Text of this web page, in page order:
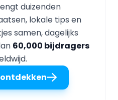
duizenden
lokale tips en
samen, dagelijks
60,000 bijdragers